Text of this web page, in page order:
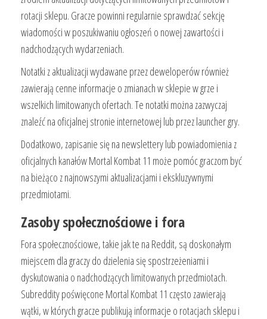
rotacji sklepu. Gracze powinni regularnie sprawdzać sekcję
wiadomości w poszukiwaniu ogłoszeń o nowej zawartości i
nadchodzących wydarzeniach.
Notatki z aktualizacji wydawane przez deweloperów również
zawierają cenne informacje o zmianach w sklepie w grze i
wszelkich limitowanych ofertach. Te notatki można zazwyczaj
znaleźć na oficjalnej stronie internetowej lub przez launcher gry.
Dodatkowo, zapisanie się na newslettery lub powiadomienia z
oficjalnych kanałów Mortal Kombat 11 może pomóc graczom być
na bieżąco z najnowszymi aktualizacjami i ekskluzywnymi
przedmiotami.
Zasoby społecznościowe i fora
Fora społecznościowe, takie jak te na Reddit, są doskonałym
miejscem dla graczy do dzielenia się spostrzeżeniami i
dyskutowania o nadchodzących limitowanych przedmiotach.
Subreddity poświęcone Mortal Kombat 11 często zawierają
wątki, w których gracze publikują informacje o rotacjach sklepu i